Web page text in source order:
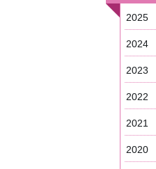
2025
2024
2023
2022
2021
2020